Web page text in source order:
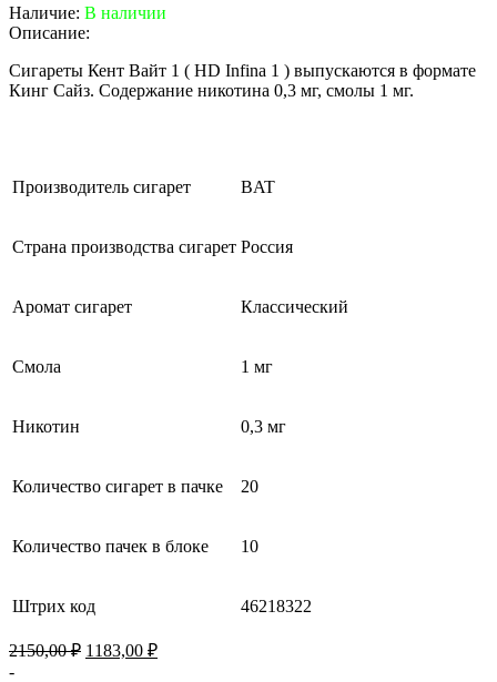
Наличие: В наличии
Описание:
Сигареты Кент Вайт 1 ( HD Infina 1 ) выпускаются в формате
Кинг Сайз. Содержание никотина 0,3 мг, смолы 1 мг.
Производитель сигарет BAT
Страна производства сигарет Россия
Аромат сигарет Классический
Смола 1 мг
Никотин 0,3 мг
Количество сигарет в пачке 20
Количество пачек в блоке 10
Штрих код 46218322
2150,00₽ Первоначальная
1183,00 ₽Текущая
-